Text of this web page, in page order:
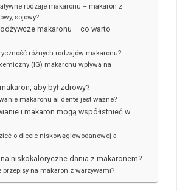
rodzaje makaronu – makaron z
sojowy?
makaronu – co warto
różnych rodzajów makaronu?
(IG) makaronu wpływa na
aby był zdrowy?
makaronu al dente jest ważne?
i makaron mogą współistnieć w
o diecie niskowęglowodanowej a
niskokaloryczne dania z makaronem?
przepisy na makaron z warzywami?